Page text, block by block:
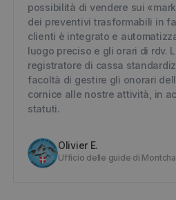
possibilità di vendere sui
dei preventivi trasformabili in
clienti è integrato e
luogo preciso e gli orari di rdv.
registratore di cassa
facoltà di gestire gli onorari
cornice alle nostre attività, in
statuti.
Olivier E.
Ufficio delle guide di